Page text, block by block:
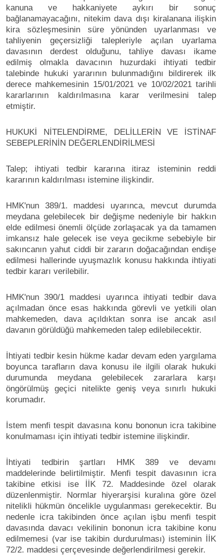
kanuna ve hakkaniyete aykırı bir sonuç
bağlanamayacağını, nitekim dava dışı kiralanana ilişkin
kira sözleşmesinin süre yönünden uyarlanması ve
tahliyenin geçersizliği talepleriyle açılan uyarlama
davasının derdest olduğunu, tahliye davası ikame
edilmiş olmakla davacının huzurdaki ihtiyati tedbir
talebinde hukuki yararının bulunmadığını bildirerek ilk
derece mahkemesinin 15/01/2021 ve 10/02/2021 tarihli
kararlarının kaldırılmasına karar verilmesini talep
etmiştir.
HUKUKİ NİTELENDİRME, DELİLLERİN VE İSTİNAF
SEBEPLERİNİN DEĞERLENDİRİLMESİ
Talep; ihtiyati tedbir kararına itiraz isteminin reddi
kararının kaldırılması istemine ilişkindir.
HMK'nun 389/1. maddesi uyarınca, mevcut durumda
meydana gelebilecek bir değişme nedeniyle bir hakkın
elde edilmesi önemli ölçüde zorlaşacak ya da tamamen
imkansız hale gelecek ise veya gecikme sebebiyle bir
sakıncanın yahut ciddi bir zararın doğacağından endişe
edilmesi hallerinde uyuşmazlık konusu hakkında ihtiyati
tedbir kararı verilebilir.
HMK'nun 390/1 maddesi uyarınca ihtiyati tedbir dava
açılmadan önce esas hakkında görevli ve yetkili olan
mahkemeden, dava açıldıktan sonra ise ancak asıl
davanın görüldüğü mahkemeden talep edilebilecektir.
İhtiyati tedbir kesin hükme kadar devam eden yargılama
boyunca tarafların dava konusu ile ilgili olarak hukuki
durumunda meydana gelebilecek zararlara karşı
öngörülmüş geçici nitelikte geniş veya sınırlı hukuki
korumadır.
İstem menfi tespit davasına konu bononun icra takibine
konulmaması için ihtiyati tedbir istemine ilişkindir.
İhtiyati tedbirin şartları HMK 389 ve devamı
maddelerinde belirtilmiştir. Menfi tespit davasının icra
takibine etkisi ise İİK 72. Maddesinde özel olarak
düzenlenmiştir. Normlar hiyerarşisi kuralına göre özel
nitelikli hükmün öncelikle uygulanması gerekecektir. Bu
nedenle icra takibinden önce açılan işbu menfi tespit
davasında davacı vekilinin bononun icra takibine konu
edilmemesi (var ise takibin durdurulması) isteminin İİK
72/2. maddesi çerçevesinde değerlendirilmesi gerekir.